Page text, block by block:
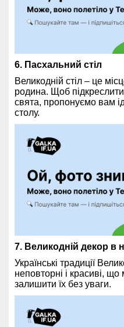
6. Пасхальний стіл
Великодній стіл – це
родина. Щоб підкреслити
свята, пропонуємо вам
столу.
7. Великодній декор в
Українські традиції
неповторні і красиві,
залишити їх без уваги.